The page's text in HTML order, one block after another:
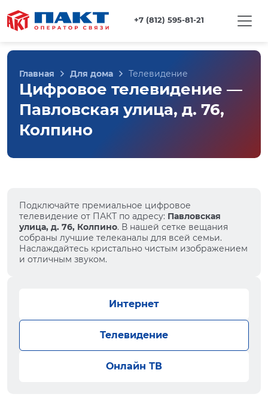
+7 (812) 595-81-21
Главная Для дома Телевидение
Цифровое телевидение —
Павловская улица, д. 76,
Колпино
Подключайте премиальное цифровое
телевидение от ПАКТ по адресу: Павловская
улица, д. 76, Колпино. В нашей сетке вещания
собраны лучшие телеканалы для всей семьи.
Наслаждайтесь кристально чистым изображением
и отличным звуком.
Интернет
Телевидение
Онлайн ТВ